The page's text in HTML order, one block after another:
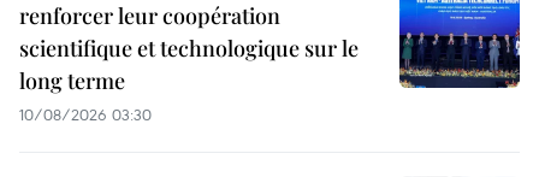
renforcer leur coopération
scientifique et technologique sur le
long terme
10/08/2026 03:30